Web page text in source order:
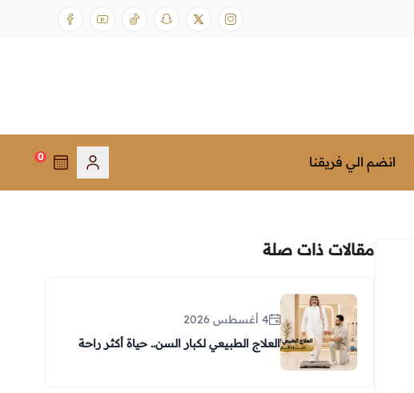
انضم الي فريقنا 0
مقالات ذات صلة
4 أغسطس 2026
العلاج الطبيعي لكبار السن.. حياة أكثر راحة